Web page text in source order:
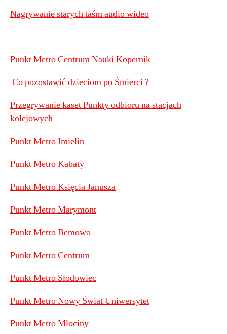
Nagrywanie starych taśm audio wideo
Punkt Metro Centrum Nauki Kopernik
Co pozostawić dzieciom po Śmierci ?
Przegrywanie kaset Punkty odbioru na stacjach
kolejowych
Punkt Metro Imielin
Punkt Metro Kabaty
Punkt Metro Księcia Janusza
Punkt Metro Marymont
Punkt Metro Bemowo
Punkt Metro Centrum
Punkt Metro Słodowiec
Punkt Metro Nowy Świat Uniwersytet
Punkt Metro Młociny